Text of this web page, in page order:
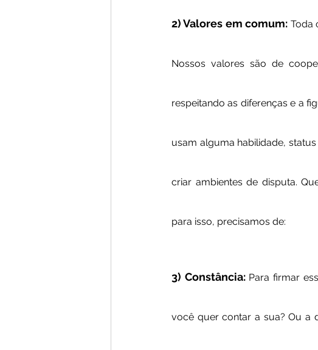
2) Valores em comum: Toda
Nossos valores são de
respeitando as diferenças e a
usam alguma habilidade,
criar ambientes de disputa.
para isso, precisamos de:
3) Constância: Para firmar
você quer contar a sua? Ou a